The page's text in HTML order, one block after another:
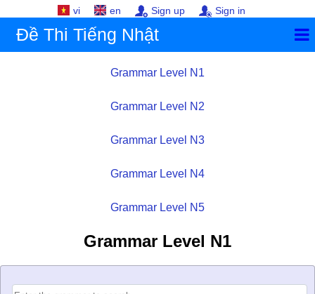
vi en Sign up Sign in
Đề Thi Tiếng Nhật
Grammar Level N1
Grammar Level N2
Grammar Level N3
Grammar Level N4
Grammar Level N5
Grammar Level N1